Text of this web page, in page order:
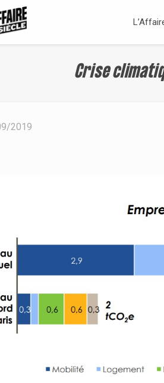
Crise
2019